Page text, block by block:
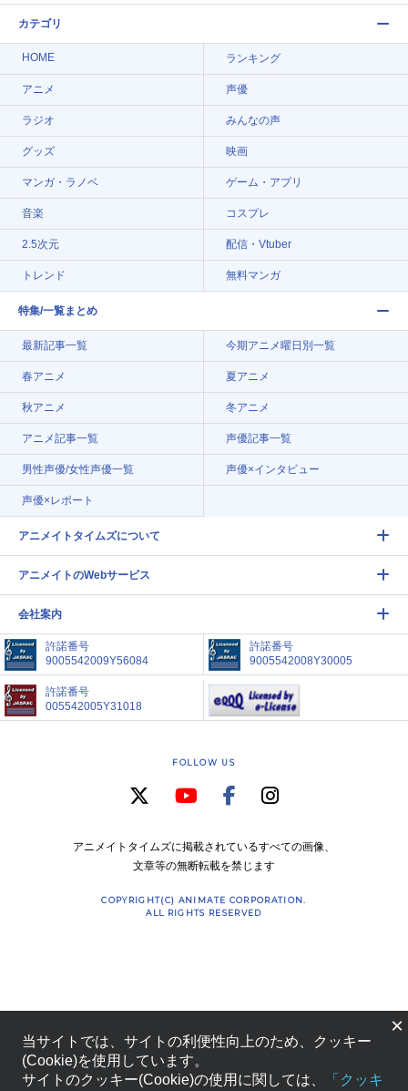
カテゴリ
HOME ランキング
アニメ 声優
ラジオ みんなの声
グッズ 映画
マンガ・ラノベ ゲーム・アプリ
音楽 コスプレ
2.5次元 配信・Vtuber
トレンド 無料マンガ
特集/一覧まとめ
最新記事一覧 今期アニメ曜日別一覧
春アニメ 夏アニメ
秋アニメ 冬アニメ
アニメ記事一覧 声優記事一覧
男性声優/女性声優一覧 声優×インタビュー
声優×レポート
アニメイトタイムズについて
アニメイトのWebサービス
会社案内
許諾番号
9005542009Y56084
許諾番号
9005542008Y30005
許諾番号
005542005Y31018
FOLLOW US
アニメイトタイムズに掲載されているすべての画像、
文章等の無断転載を禁じます
COPYRIGHT(C) ANIMATE CORPORATION.
ALL RIGHTS RESERVED
×
当サイトでは、サイトの利便性向上のため、クッキー
(Cookie)を使用しています。
サイトのクッキー(Cookie)の使用に関しては、
「クッキ